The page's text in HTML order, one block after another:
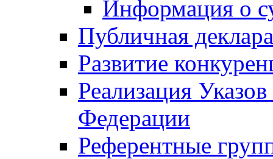
Информация о
Публичная
Развитие
Реализация
Федерации
Референтные